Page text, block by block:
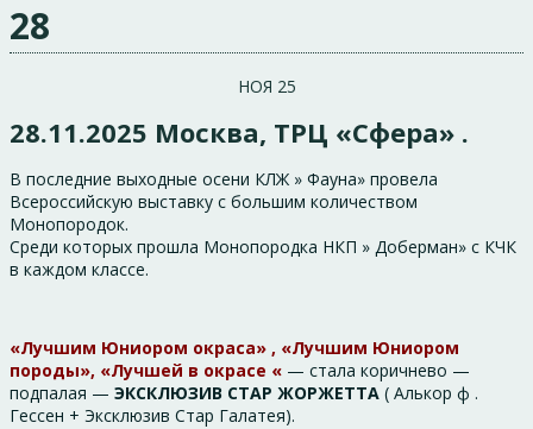
28
НОЯ 25
28.11.2025 Москва, ТРЦ «Сфера» .
В последние выходные осени КЛЖ » Фауна» провела
Всероссийскую выставку с большим количеством
Монопородок.
Среди которых прошла Монопородка НКП » Доберман» с КЧК
в каждом классе.
«Лучшим Юниором окраса» , «Лучшим Юниором
породы», «Лучшей в окрасе « — стала коричнево —
подпалая — ЭКСКЛЮЗИВ СТАР ЖОРЖЕТТА ( Алькор ф .
Гессен + Эксклюзив Стар Галатея).